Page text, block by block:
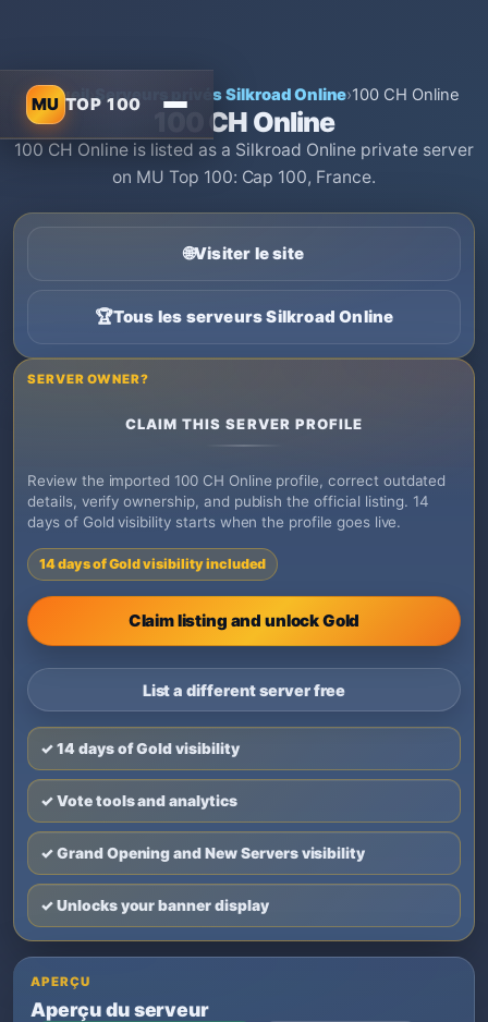
MU TOP 100
Accueil›Serveurs privés Silkroad Online›100 CH Online
100 CH Online
100 CH Online is listed as a Silkroad Online private server
on MU Top 100: Cap 100, France.
🌐Visiter le site
🏆Tous les serveurs Silkroad Online
SERVER OWNER?
CLAIM THIS SERVER PROFILE
Review the imported 100 CH Online profile, correct outdated
details, verify ownership, and publish the official listing. 14
days of Gold visibility starts when the profile goes live.
14 days of Gold visibility included
Claim listing and unlock Gold
List a different server free
✓ 14 days of Gold visibility
✓ Vote tools and analytics
✓ Grand Opening and New Servers visibility
✓ Unlocks your banner display
APERÇU
Aperçu du serveur